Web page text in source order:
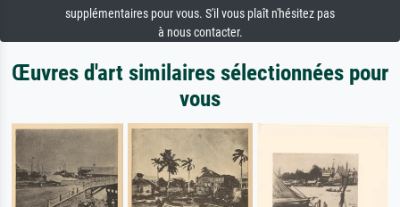
supplémentaires pour vous. S'il vous plaît n'hésitez pas
à nous contacter.
Œuvres d'art similaires sélectionnées pour
vous